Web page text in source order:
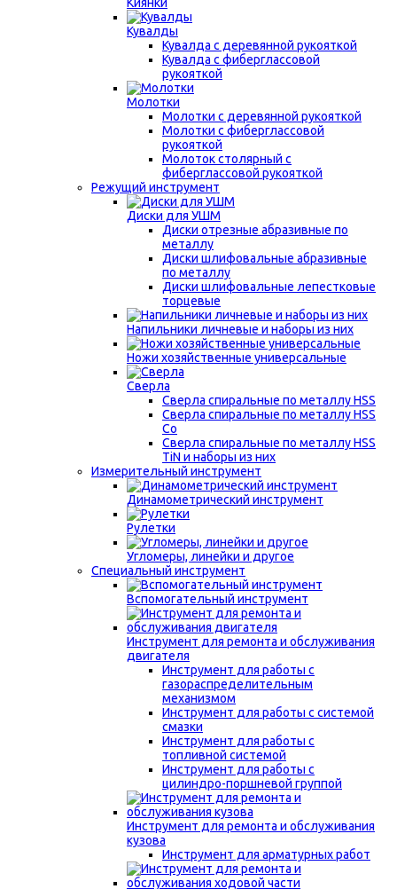
Кувалды
Кувалда с деревянной рукояткой
Кувалда с фиберглассовой
рукояткой
Молотки
Молотки с деревянной рукояткой
Молотки с фиберглассовой
рукояткой
Молоток столярный с
фиберглассовой рукояткой
Режущий инструмент
Диски для УШМ
Диски отрезные абразивные по
металлу
Диски шлифовальные абразивные
по металлу
Диски шлифовальные лепестковые
торцевые
Напильники личневые и наборы из них
Ножи хозяйственные универсальные
Сверла
Сверла спиральные по металлу HSS
Сверла спиральные по металлу HSS
Co
Сверла спиральные по металлу HSS
TiN и наборы из них
Измерительный инструмент
Динамометрический инструмент
Рулетки
Угломеры, линейки и другое
Специальный инструмент
Вспомогательный инструмент
Инструмент для ремонта и обслуживания
двигателя
Инструмент для работы с
газораспределительным
механизмом
Инструмент для работы с системой
смазки
Инструмент для работы с
топливной системой
Инструмент для работы с
цилиндро-поршневой группой
Инструмент для ремонта и обслуживания
кузова
Инструмент для арматурных работ